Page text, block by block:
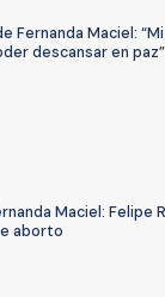
Fernanda Maciel:
descansar en paz”
Maciel: Felipe
aborto